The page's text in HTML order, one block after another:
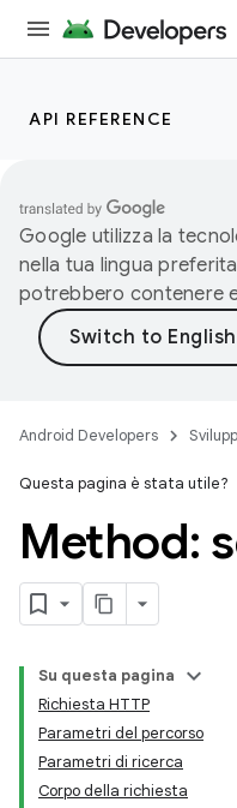
API REFERENCE
Google utilizza la
nella tua lingua
potrebbero contenere
Android Developers
Questa pagina è stata utile?
Method:
Su questa pagina
Richiesta HTTP
Parametri del percorso
Parametri di ricerca
Corpo della richiesta